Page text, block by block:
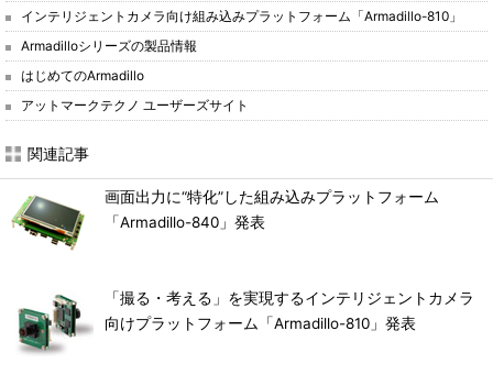
インテリジェントカメラ向け組み込みプラットフォーム「Armadillo-810」
Armadilloシリーズの製品情報
はじめてのArmadillo
アットマークテクノ ユーザーズサイト
関連記事
画面出力に“特化”した組み込みプラットフォーム
「Armadillo-840」発表
「撮る・考える」を実現するインテリジェントカメラ
向けプラットフォーム「Armadillo-810」発表